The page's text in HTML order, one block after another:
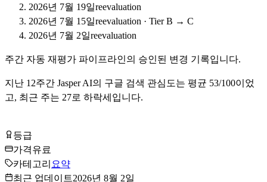
2026년 7월 19일reevaluation
2026년 7월 15일reevaluation · Tier B → C
2026년 7월 2일reevaluation
주간 자동 재평가 파이프라인의 승인된 변경 기록입니다.
지난 12주간 Jasper AI의 구글 검색 관심도는 평균 53/100이었
고, 최근 주는 27로 하락세입니다.
등급
가격유료
카테고리 요약
최근 업데이트2026년 8월 2일